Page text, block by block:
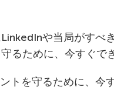
や当局がすべ
るために、今すぐで
トを守るために、今